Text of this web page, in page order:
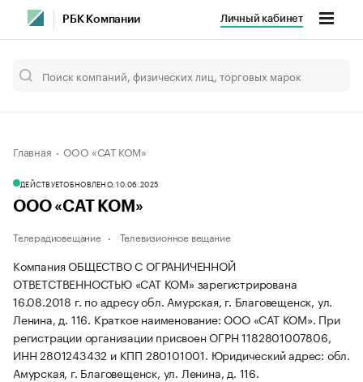
РБК Компании Личный кабинет
Главная ООО «САТ КОМ»
ДЕЙСТВУЕТОБНОВЛЕНО, 10.06.2025
ООО «САТ КОМ»
Телерадиовещание Телевизионное вещание
Компания ОБЩЕСТВО С ОГРАНИЧЕННОЙ
ОТВЕТСТВЕННОСТЬЮ «САТ КОМ» зарегистрирована
16.08.2018 г. по адресу обл. Амурская, г. Благовещенск, ул.
Ленина, д. 116. Краткое наименование: ООО «САТ КОМ». При
регистрации организации присвоен ОГРН 1182801007806,
ИНН 2801243432 и КПП 280101001. Юридический адрес: обл.
Амурская, г. Благовещенск, ул. Ленина, д. 116.